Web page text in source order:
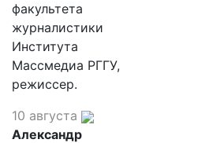
факультета
журналистики
Института
Массмедиа РГГУ,
режиссер.
10 августа
Александр